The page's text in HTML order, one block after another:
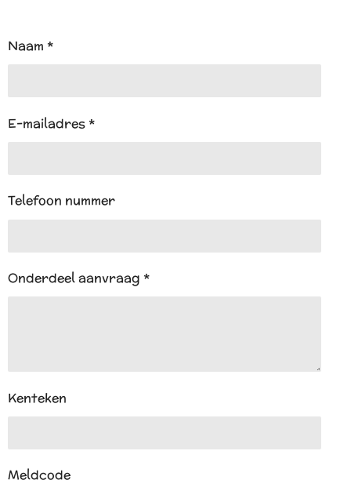
Naam *
E-mailadres *
Telefoon nummer
Onderdeel aanvraag *
Kenteken
Meldcode